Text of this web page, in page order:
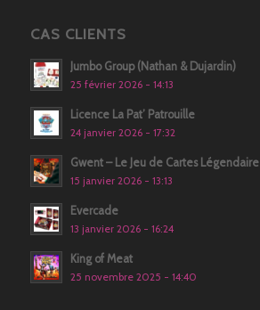
CAS CLIENTS
Jumbo Group (Nathan & Dujardin)
25 février 2026 - 14:13
Licence La Pat’ Patrouille
24 janvier 2026 - 17:32
Gwent – Le Jeu de Cartes Légendaire
15 janvier 2026 - 13:13
Evercade
13 janvier 2026 - 16:24
King of Meat
25 novembre 2025 - 14:40